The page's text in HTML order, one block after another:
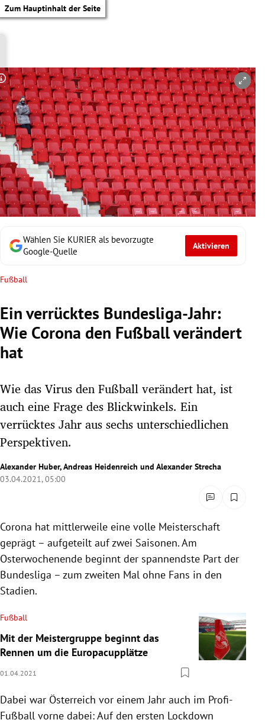
Zum Hauptinhalt der Seite
Untermenü
Untermenü
Untermenü
Untermenü
Untermenü
Untermenü
Untermenü
Untermenü
Wählen Sie KURIER als bevorzugte
Google-Quelle
Aktivieren
Fußball
Ein verrücktes Bundesliga-Jahr:
Wie Corona den Fußball verändert
hat
Wie das Virus den Fußball verändert hat, ist
auch eine Frage des Blickwinkels. Ein
verrücktes Jahr aus sechs unterschiedlichen
Perspektiven.
Alexander Huber,Andreas Heidenreich und Alexander Strecha
03.04.2021, 05:00
Copyright-Hinweis öffnen/schließen
Corona hat mittlerweile eine volle Meisterschaft
geprägt – aufgeteilt auf zwei Saisonen. Am
Osterwochenende beginnt der spannendste Part der
Bundesliga – zum zweiten Mal ohne Fans in den
Stadien.
Fußball
Mit der Meistergruppe beginnt das
Rennen um die Europacupplätze
01.04.2021
Dabei war Österreich vor einem Jahr auch im Profi-
Fußball vorne dabei: Auf den ersten Lockdown